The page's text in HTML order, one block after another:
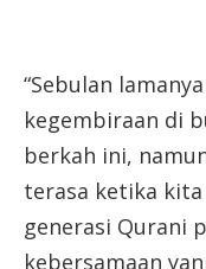
“Sebulan
kegembiraan di
berkah ini,
terasa ketika
generasi Qurani
kebersamaan